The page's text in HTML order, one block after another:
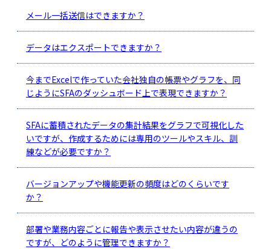
メール一括送信はできますか？
データはエクスポートできますか？
今までExcelで作っていた会社独自の帳票やグラフを、同
じようにSFAのダッシュボード上で表現できますか？
SFAに蓄積されたデータの集計結果をグラフで可視化した
いですが、作成するためには専用のツールやスキル、訓
練などが必要ですか？
バージョンアップや機能更新の頻度はどのくらいです
か？
部署や業務内容ごとに報告や表示させたい内容が違うの
ですが、どのように管理できますか？